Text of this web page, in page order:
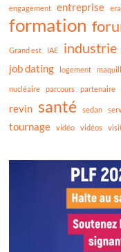
engagement entreprise
formation
Grand est IAE industrie
job dating logement
nucléaire parcours partenaire
revin santé sedan
tournage vidéo vidéos